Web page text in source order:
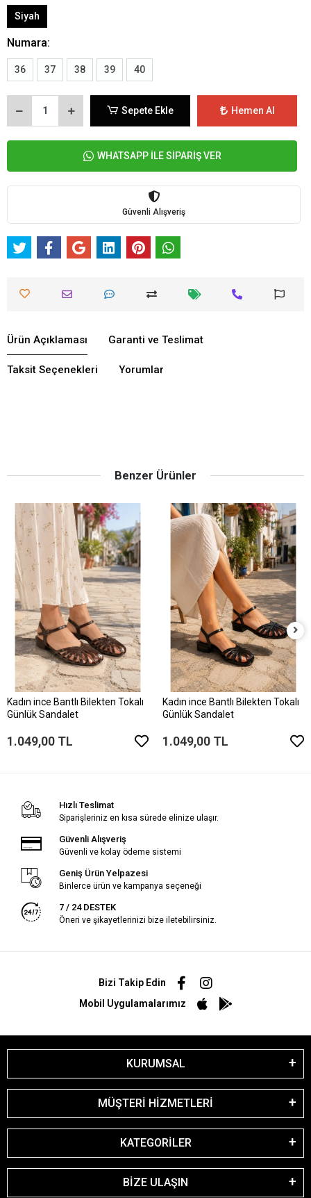
Siyah
Numara:
36 37 38 39 40
Sepete Ekle Hemen Al
WHATSAPP İLE SİPARİŞ VER
Güvenli Alışveriş
Ürün Açıklaması Garanti ve Teslimat
Taksit Seçenekleri Yorumlar
Benzer Ürünler
Kadın ince Bantlı Bilekten Tokalı
Günlük Sandalet
1.049,00 TL
Kadın ince Bantlı Bilekten Tokalı
Günlük Sandalet
1.049,00 TL
Hızlı Teslimat
Siparişleriniz en kısa sürede elinize ulaşır.
Güvenli Alışveriş
Güvenli ve kolay ödeme sistemi
Geniş Ürün Yelpazesi
Binlerce ürün ve kampanya seçeneği
7 / 24 DESTEK
Öneri ve şikayetlerinizi bize iletebilirsiniz.
Bizi Takip Edin
Mobil Uygulamalarımız
KURUMSAL
MÜŞTERİ HİZMETLERİ
KATEGORİLER
BİZE ULAŞIN